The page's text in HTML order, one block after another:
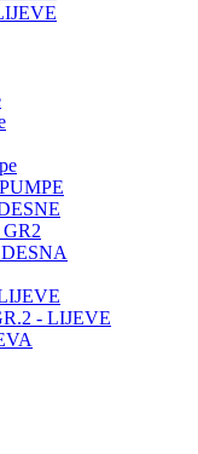
- LIJEVE